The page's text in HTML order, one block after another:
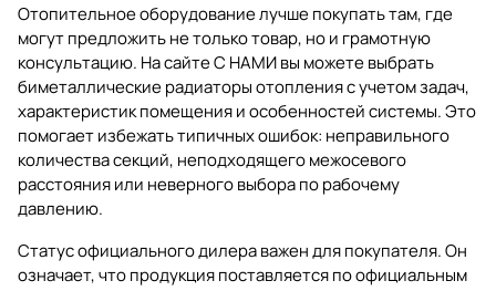
Отопительное оборудование лучше покупать там, где
могут предложить не только товар, но и грамотную
консультацию. На сайтеС НАМИвы можете выбрать
биметаллические радиаторы отопления с учетом задач,
характеристик помещения и особенностей системы. Это
помогает избежать типичных ошибок: неправильного
количества секций, неподходящего межосевого
расстояния или неверного выбора по рабочему
давлению.
Статус официального дилера важен для покупателя. Он
означает, что продукция поставляется по официальным